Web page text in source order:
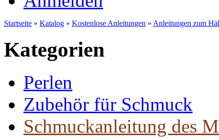
Startseite » Katalog » Kostenlose Anleitungen » Anleitungen zum
Kategorien
Perlen
Zubehör für Schmuck
Schmuckanleitung des